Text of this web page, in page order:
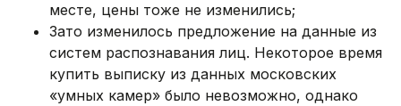
месте, цены тоже не изменились;
Зато изменилось предложение на данные из
систем распознавания лиц. Некоторое время
купить выписку из данных московских
«умных камер» было невозможно, однако